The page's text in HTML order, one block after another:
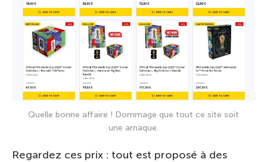
Quelle bonne affaire ! Dommage que tout ce site soit
une arnaque.
Regardez ces prix : tout est proposé à des